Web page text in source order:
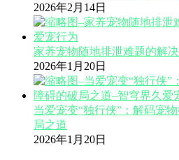
2026年2月14日
家养宠物随地排泄难题的解
2026年1月20日
当爱宠变“独行侠”：解码宠
局之道
2026年1月20日